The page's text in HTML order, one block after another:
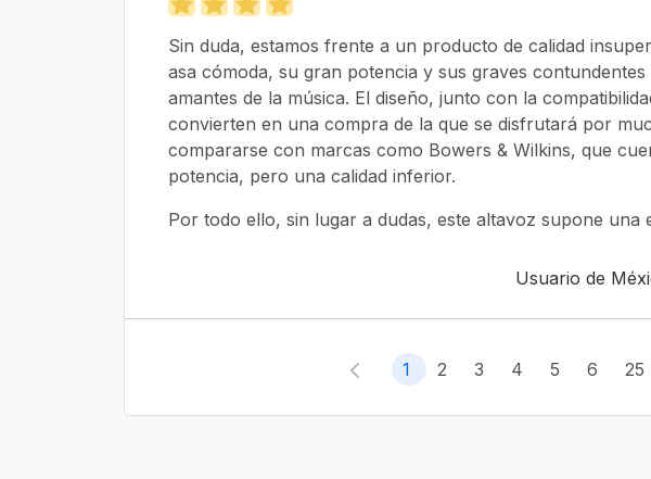
Sin duda, estamos frente a un producto de calidad
asa cómoda, su gran potencia y sus graves
amantes de la música. El diseño, junto con la
convierten en una compra de la que se disfrutará por
compararse con marcas como Bowers & Wilkins, que
potencia, pero una calidad inferior.
Por todo ello, sin lugar a dudas, este altavoz supone una
Usuario de
1 2 3 4 5 6 25